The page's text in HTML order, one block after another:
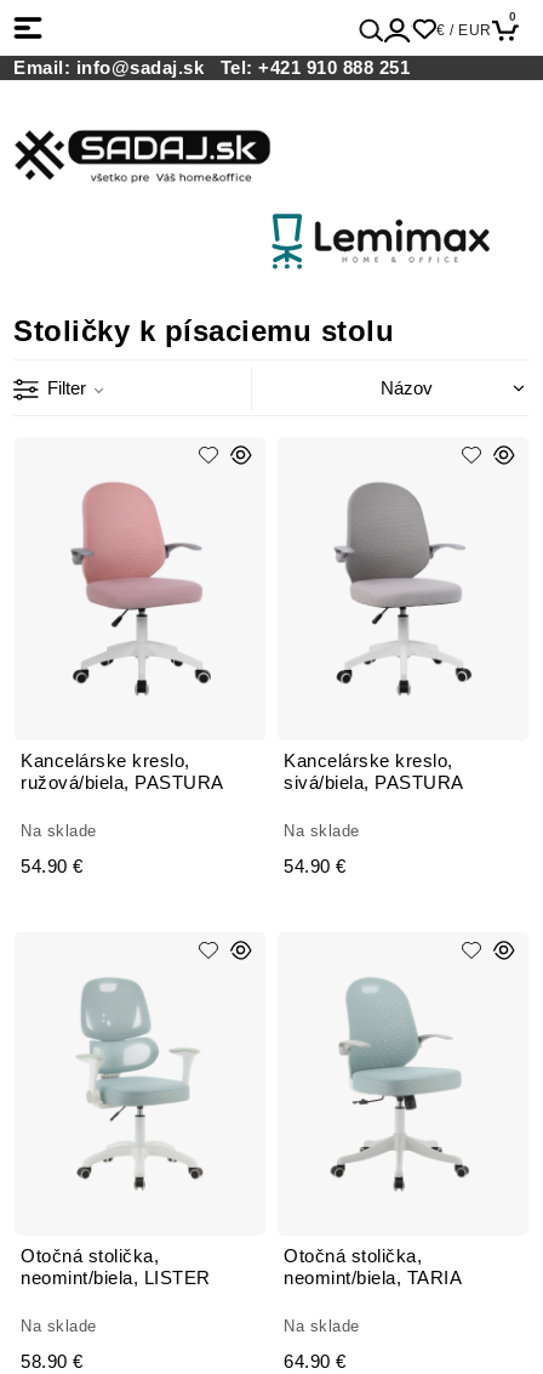
€ / EUR
0
Email: info@sadaj.sk Tel:+421 910 888 251
Stoličky k písaciemu stolu
Filter
Kancelárske kreslo,
ružová/biela, PASTURA
Na sklade
54.90 €
Kancelárske kreslo,
sivá/biela, PASTURA
Na sklade
54.90 €
Otočná stolička,
neomint/biela, LISTER
Na sklade
58.90 €
Otočná stolička,
neomint/biela, TARIA
Na sklade
64.90 €